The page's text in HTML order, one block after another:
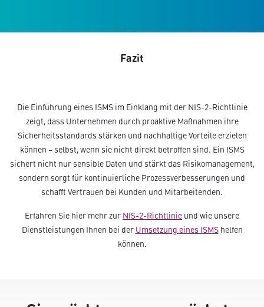
Fazit
Die Einführung eines ISMS im Einklang mit der NIS-2-Richtlinie
zeigt, dass Unternehmen durch proaktive Maßnahmen ihre
Sicherheitsstandards stärken und nachhaltige Vorteile erzielen
können – selbst, wenn sie nicht direkt betroffen sind. Ein ISMS
sichert nicht nur sensible Daten und stärkt das Risikomanagement,
sondern sorgt für kontinuierliche Prozessverbesserungen und
schafft Vertrauen bei Kunden und Mitarbeitenden.
Erfahren Sie hier mehr zur NIS-2-Richtlinie und wie unsere
Dienstleistungen Ihnen bei der Umsetzung eines ISMShelfen
können.